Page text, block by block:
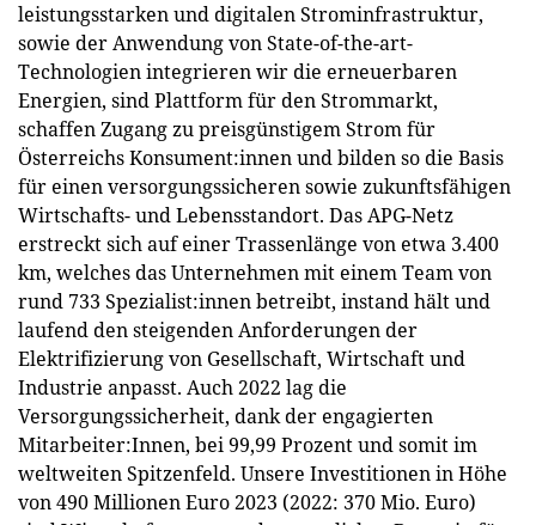
leistungsstarken und digitalen Strominfrastruktur,
sowie der Anwendung von State-of-the-art-
Technologien integrieren wir die erneuerbaren
Energien, sind Plattform für den Strommarkt,
schaffen Zugang zu preisgünstigem Strom für
Österreichs Konsument:innen und bilden so die Basis
für einen versorgungssicheren sowie zukunftsfähigen
Wirtschafts- und Lebensstandort. Das APG-Netz
erstreckt sich auf einer Trassenlänge von etwa 3.400
km, welches das Unternehmen mit einem Team von
rund 733 Spezialist:innen betreibt, instand hält und
laufend den steigenden Anforderungen der
Elektrifizierung von Gesellschaft, Wirtschaft und
Industrie anpasst. Auch 2022 lag die
Versorgungssicherheit, dank der engagierten
Mitarbeiter:Innen, bei 99,99 Prozent und somit im
weltweiten Spitzenfeld. Unsere Investitionen in Höhe
von 490 Millionen Euro 2023 (2022: 370 Mio. Euro)